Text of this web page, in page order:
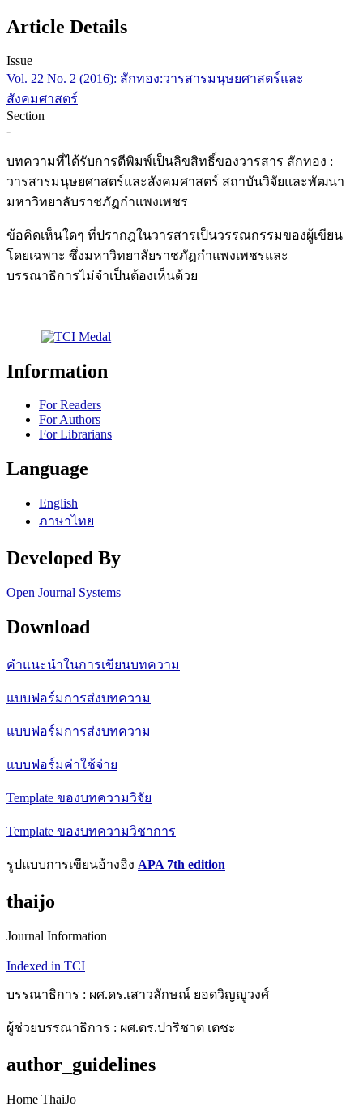
Article Details
Issue
Vol. 22 No. 2 (2016): สักทอง:วารสารมนุษยศาสตร์และ
สังคมศาสตร์
Section
-
บทความที่ได้รับการตีพิมพ์เป็นลิขสิทธิ์ของวารสาร สักทอง :
วารสารมนุษยศาสตร์และสังคมศาสตร์ สถาบันวิจัยและพัฒนา
มหาวิทยาลับราชภัฏกำแพงเพชร
ข้อคิดเห็นใดๆ ที่ปรากฎในวารสารเป็นวรรณกรรมของผู้เขียน
โดยเฉพาะ ซึ่งมหาวิทยาลัยราชภัฏกำแพงเพชรและ
บรรณาธิการไม่จำเป็นต้องเห็นด้วย
Information
For Readers
For Authors
For Librarians
Language
English
ภาษาไทย
Developed By
Open Journal Systems
Download
คำแนะนำในการเขียนบทความ
แบบฟอร์มการส่งบทความ
แบบฟอร์มการส่งบทความ
แบบฟอร์มค่าใช้จ่าย
Template ของบทความวิจัย
Template ของบทความวิชาการ
รูปแบบการเขียนอ้างอิง APA 7th edition
thaijo
Journal Information
Indexed in TCI
บรรณาธิการ : ผศ.ดร.เสาวลักษณ์ ยอดวิญญูวงศ์
ผู้ช่วยบรรณาธิการ : ผศ.ดร.ปาริชาต เตชะ
author_guidelines
Home ThaiJo